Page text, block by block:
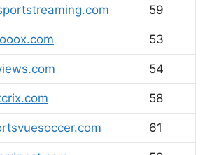
59
53
54
58
61